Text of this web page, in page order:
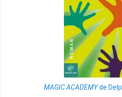
MAGIC ACADEMYde